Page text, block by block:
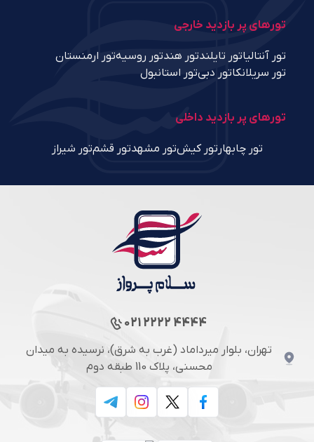
تورهای پر بازدید خارجی
تور آنتالیاتور تایلندتور هندتور روسیهتور ارمنستان
تور سریلانکاتور دبیتور استانبول
تورهای پر بازدید داخلی
تور چابهار تور کیشتور مشهدتور قشمتور شیراز
021 2222 4444
تهران، بلوار میرداماد (غرب به شرق)، نرسیده به میدان
محسنی، پلاک 110 طبقه دوم